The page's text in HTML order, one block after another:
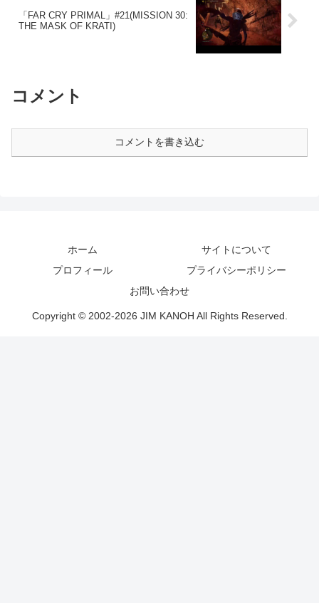
「FAR CRY PRIMAL」#21(MISSION 30:
THE MASK OF KRATI)
コメント
コメントを書き込む
ホーム
サイトについて
プロフィール
プライバシーポリシー
お問い合わせ
Copyright © 2002-2026 JIM KANOH All Rights Reserved.